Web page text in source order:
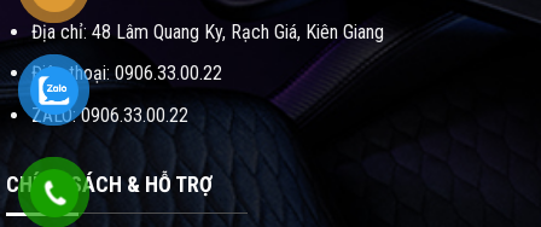
Địa chỉ: 48 Lâm Quang Ky, Rạch Giá, Kiên Giang
Điện thoại: 0906.33.00.22
ZALO: 0906.33.00.22
CHÍNH SÁCH & HỖ TRỢ